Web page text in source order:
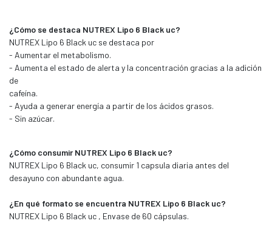
¿Cómo se destaca NUTREX Lipo 6 Black uc?
NUTREX Lipo 6 Black uc se destaca por
- Aumentar el metabolismo.
- Aumenta el estado de alerta y la concentración gracias a la adición
de
cafeína.
- Ayuda a generar energía a partir de los ácidos grasos.
- Sin azúcar.
¿Cómo consumir NUTREX Lipo 6 Black uc?
NUTREX Lipo 6 Black uc, consumir 1 capsula diaria antes del
desayuno con abundante agua.
¿En qué formato se encuentra NUTREX Lipo 6 Black uc?
NUTREX Lipo 6 Black uc , Envase de 60 cápsulas.